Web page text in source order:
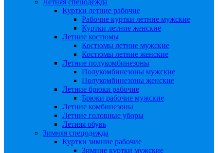
Летняя спецодежда
Куртки летние рабочие
Рабочие куртки летние мужские
Куртки летние женские
Летние костюмы
Костюмы летние мужские
Костюмы летние женские
Летние полукомбинезоны
Полукомбинезоны мужские
Полукомбинезоны женские
Летние брюки рабочие
Брюки рабочие мужские
Летние комбинезоны
Летние головные уборы
Летняя обувь
Зимняя спецодежда
Куртки зимние рабочие
Зимние куртки мужские